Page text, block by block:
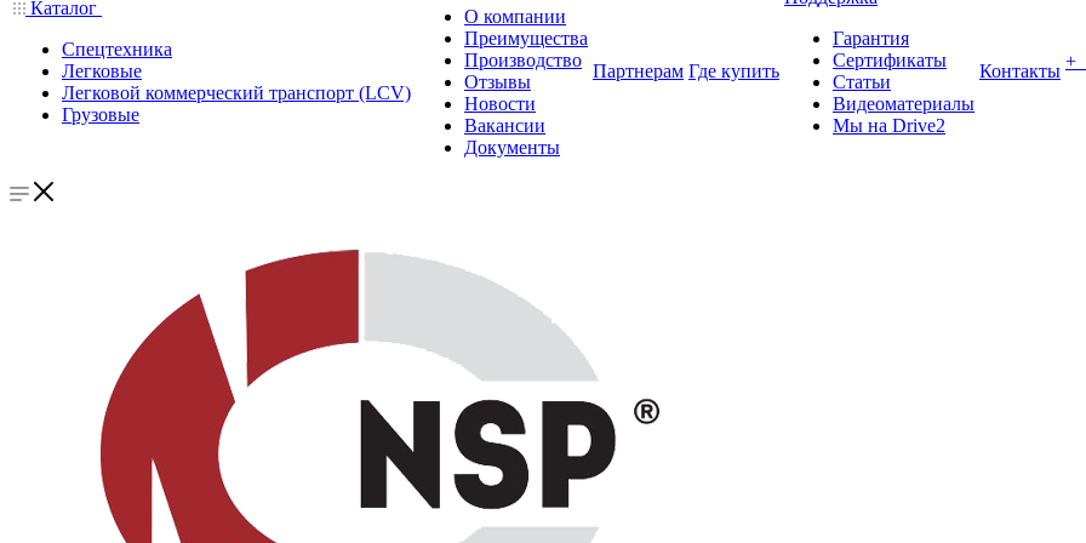
Каталог
Спецтехника
Легковые
Легковой коммерческий транспорт (LCV)
Грузовые
О компании
Преимущества
Производство
Отзывы
Новости
Вакансии
Документы
Партнерам Где купить
Гарантия
Сертификаты
Статьи
Видеоматериалы
Мы на Drive2
Контакты +